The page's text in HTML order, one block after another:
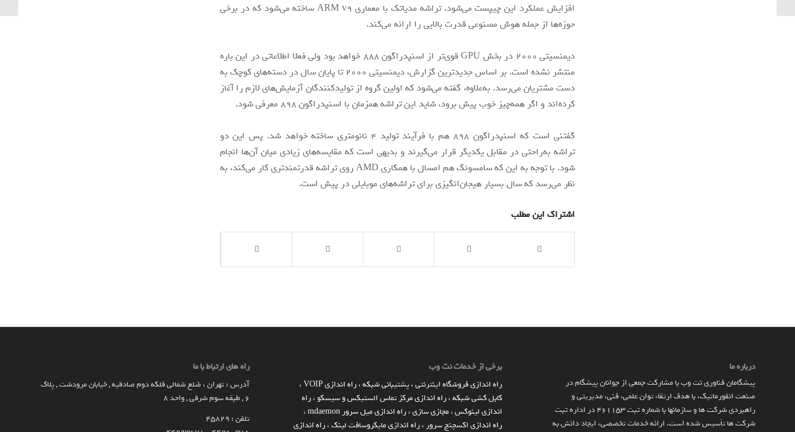
افزایش عملکرد این چیپست می‌شود. تراشه مدیاتک با معماری ARM v9 ساخته می‌شود که در برخی
حوزه‌ها از جمله هوش مصنوعی قدرت بالایی را ارائه می‌کند.
دیمنسیتی ۲۰۰۰ در بخش GPU قوی‌تر از اسنپدراگون ۸۸۸ خواهد بود ولی فعلا اطلاعاتی در این باره
منتشر نشده است. بر اساس جدیدترین گزارش، دیمنسیتی ۲۰۰۰ تا پایان سال در دسته‌های کوچک به
دست مشتریان می‌رسد. به‌علاوه، گفته می‌شود که اولین گروه از تولیدکنندگان آزمایش‌های لازم را آغاز
کرده‌اند و اگر همه‌چیز خوب پیش برود، شاید این تراشه همزمان با اسنپدراگون ۸۹۸ معرفی شود.
گفتنی است که اسنپدراگون ۸۹۸ هم با فرآیند تولید ۴ نانومتری ساخته خواهد شد. پس این دو
تراشه به‌راحتی در مقابل یکدیگر قرار می‌گیرند و بدیهی است که مقایسه‌های زیادی میان آن‌ها انجام
شود. با توجه به این که سامسونگ هم امسال با همکاری AMD روی تراشه قدرتمندتری کار می‌کند، به
نظر می‌رسد که سال بسیار هیجان‌انگیزی برای تراشه‌های موبایلی در پیش است.
اشتراک این مطلب
راه های ارتباط با ما
آدرس : تهران ، ضلع شمالی فلکه دوم صادقیه , خیابان مرودشت , پلاک
۶ , طبقه سوم شرقی , واحد ۸
تلفن : 45829
برخی از خدمات نت وب
راه اندازي فروشگاه اينترنتي،پشتیبانی شبکه،راه اندازی VOIP
،
کابل کشی شبکه،راه اندازی مرکز تماس الستیکس و سیسکو،راه
اندازی لینوکس،مجازی سازی،راه اندازی میل سرور mdaemon
،
راه اندازی اکسچنج سرور،راه اندازی مایکروسافت لینک،راه اندازی
درباره ما
پیشگامان فناوری نت وب با مشارکت جمعی از جوانان پیشگام در
صنعت انفورماتیک، با هدف ارتقاء توان علمی، فنی، مدیریتی و
راهبردی شرکت ها و سازمان­ها با شماره ثبت 461153 در اداره ثبت
شرکت ها تأسیس شده است. ارائه خدمات تخصصی، ایجاد دانش به‌